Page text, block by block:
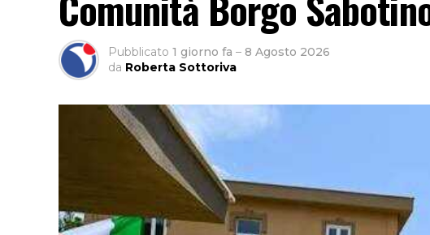
Pubblicato 1 giorno fa – 8 Agosto 2026
da Roberta Sottoriva